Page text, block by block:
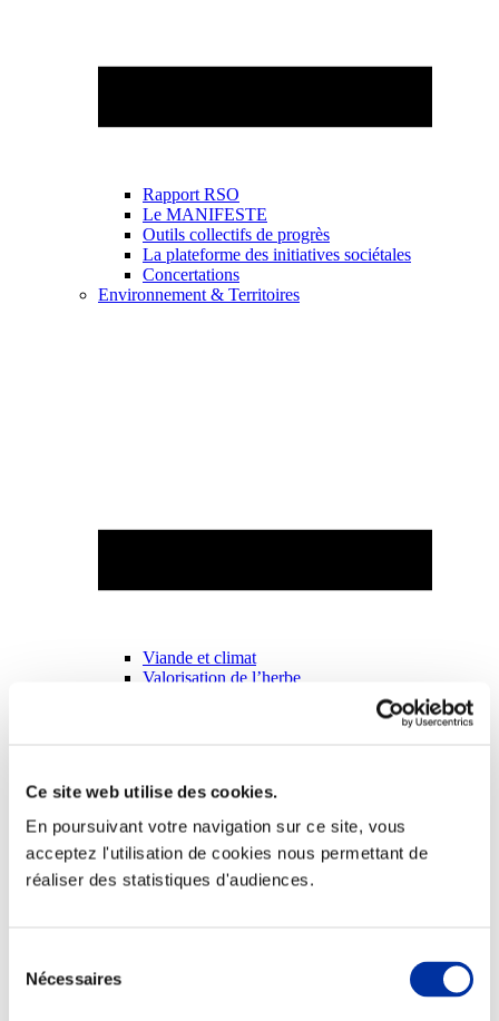
Ce site web utilise des cookies.
En poursuivant votre navigation sur ce site, vous
acceptez l'utilisation de cookies nous permettant de
réaliser des statistiques d'audiences.
Nécessaires
Rapport RSO
Le MANIFESTE
Outils collectifs de progrès
La plateforme des initiatives sociétales
Concertations
Environnement & Territoires
Viande et climat
Valorisation de l’herbe